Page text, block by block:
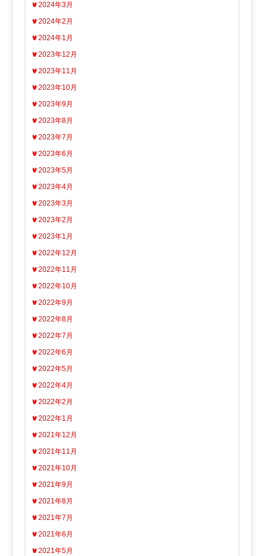
2024年3月
2024年2月
2024年1月
2023年12月
2023年11月
2023年10月
2023年9月
2023年8月
2023年7月
2023年6月
2023年5月
2023年4月
2023年3月
2023年2月
2023年1月
2022年12月
2022年11月
2022年10月
2022年9月
2022年8月
2022年7月
2022年6月
2022年5月
2022年4月
2022年2月
2022年1月
2021年12月
2021年11月
2021年10月
2021年9月
2021年8月
2021年7月
2021年6月
2021年5月